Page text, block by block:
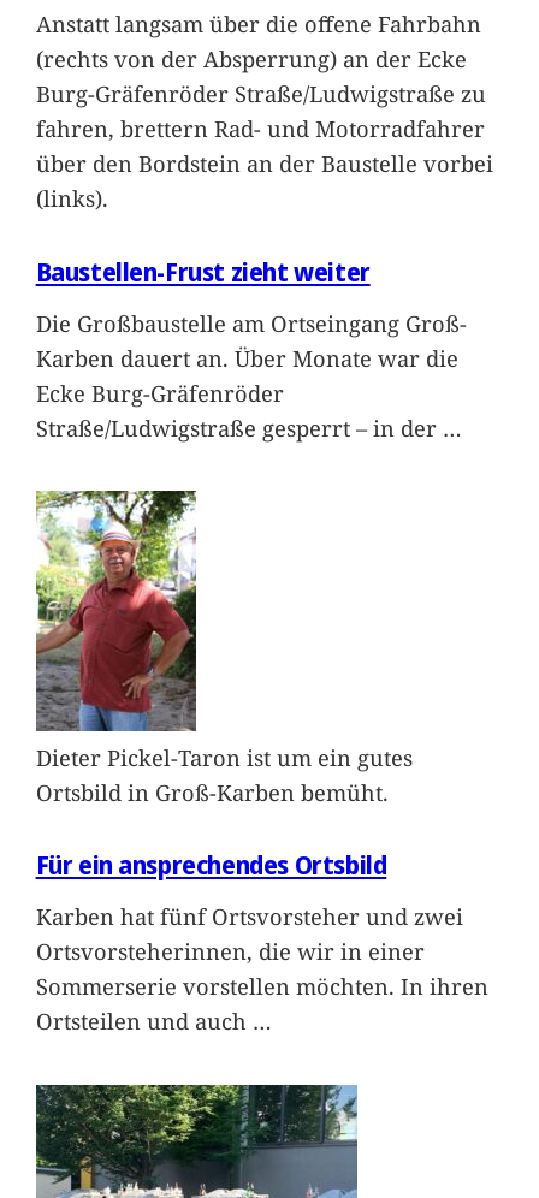
Anstatt langsam über die offene Fahrbahn
(rechts von der Absperrung) an der Ecke
Burg-Gräfenröder Straße/Ludwigstraße zu
fahren, brettern Rad- und Motorradfahrer
über den Bordstein an der Baustelle vorbei
(links).
Baustellen-Frust zieht weiter
Die Großbaustelle am Ortseingang Groß-
Karben dauert an. Über Monate war die
Ecke Burg-Gräfenröder
Straße/Ludwigstraße gesperrt – in der …
Dieter Pickel-Taron ist um ein gutes
Ortsbild in Groß-Karben bemüht.
Für ein ansprechendes Ortsbild
Karben hat fünf Ortsvorsteher und zwei
Ortsvorsteherinnen, die wir in einer
Sommerserie vorstellen möchten. In ihren
Ortsteilen und auch …